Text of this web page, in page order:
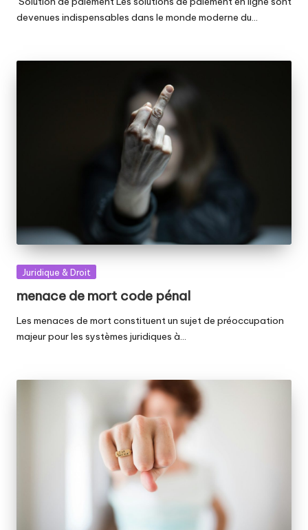
devenues indispensables dans le monde moderne du…
Posted
Juridique & Droit
menace de mort code pénal
Les menaces de mort constituent un sujet de préoccupation
majeur pour les systèmes juridiques à…